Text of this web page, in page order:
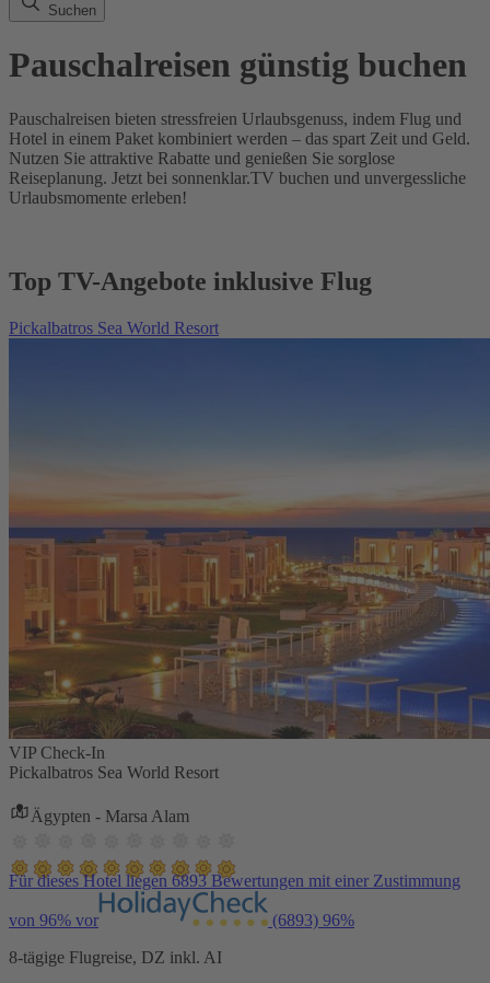
Suchen
Pauschalreisen günstig buchen
Pauschalreisen bieten stressfreien Urlaubsgenuss, indem Flug und
Hotel in einem Paket kombiniert werden – das spart Zeit und Geld.
Nutzen Sie attraktive Rabatte und genießen Sie sorglose
Reiseplanung. Jetzt bei sonnenklar.TV buchen und unvergessliche
Urlaubsmomente erleben!
Top TV-Angebote inklusive Flug
Pickalbatros Sea World Resort
VIP Check-In
Pickalbatros Sea World Resort
Ägypten - Marsa Alam
Für dieses Hotel liegen 6893 Bewertungen mit einer Zustimmung
von 96% vor (6893) 96%
8-tägige Flugreise, DZ inkl. AI